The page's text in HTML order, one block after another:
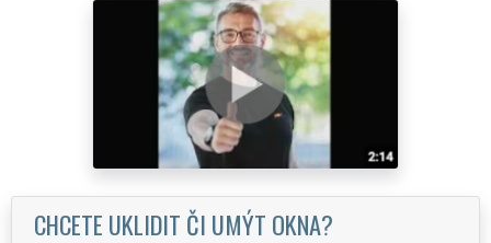
CHCETE UKLIDIT ČI UMÝT OKNA?